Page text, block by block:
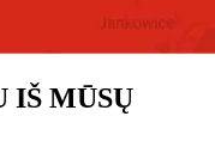
IŠ MŪSŲ